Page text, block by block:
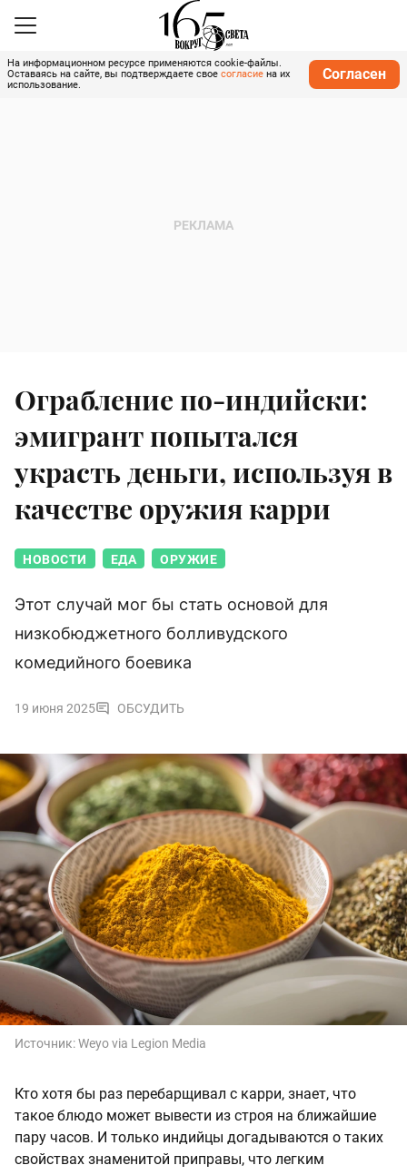
На информационном ресурсе применяются cookie-файлы.
Оставаясь на сайте, вы подтверждаете свое согласие на их
использование.
Согласен
Ограбление по-индийски:
эмигрант попытался
украсть деньги, используя в
качестве оружия карри
НОВОСТИ ЕДА ОРУЖИЕ
Этот случай мог бы стать основой для
низкобюджетного болливудского
комедийного боевика
19 июня 2025 ОБСУДИТЬ
Источник:Weyo via Legion Media
Кто хотя бы раз перебарщивал с карри, знает, что
такое блюдо может вывести из строя на ближайшие
пару часов. И только индийцы догадываются о таких
свойствах знаменитой приправы, что легким